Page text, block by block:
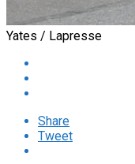
Yates / Lapresse
Share
Tweet